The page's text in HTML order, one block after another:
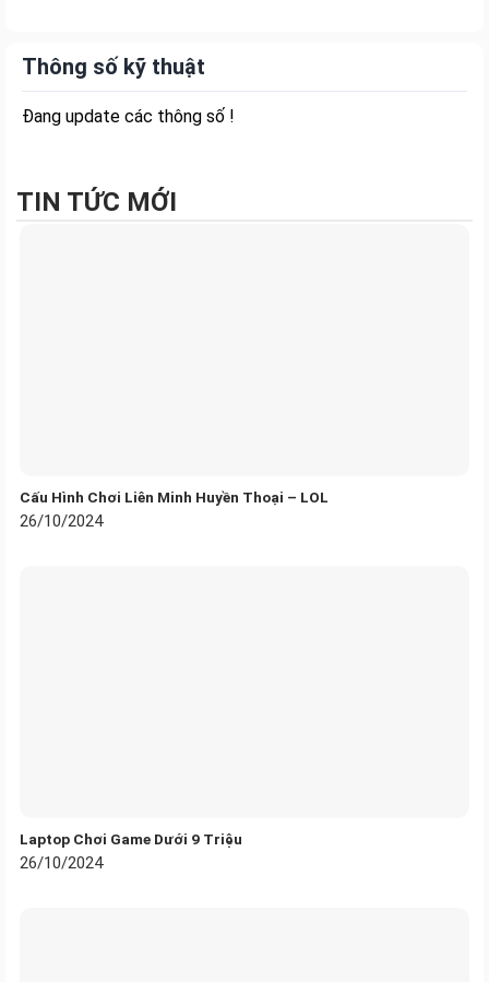
Thông số kỹ thuật
Đang update các thông số !
TIN TỨC MỚI
Cấu Hình Chơi Liên Minh Huyền Thoại – LOL
26/10/2024
Laptop Chơi Game Dưới 9 Triệu
26/10/2024